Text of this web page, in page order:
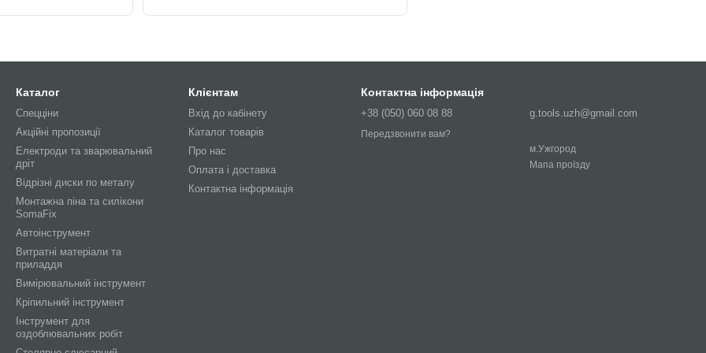
Каталог
Спецціни
Акційні пропозиції
Електроди та зварювальний
дріт
Відрізні диски по металу
Монтажна піна та силікони
SomaFix
Автоінструмент
Витратні матеріали та
приладдя
Вимірювальний інструмент
Кріпильний інструмент
Інструмент для
оздоблювальних робіт
Клієнтам
Вхід до кабінету
Каталог товарів
Про нас
Оплата і доставка
Контактна інформація
Контактна інформація
+38 (050) 060 08 88
Передзвонити вам?
g.tools.uzh@gmail.com
м.Ужгород
Мапа проїзду